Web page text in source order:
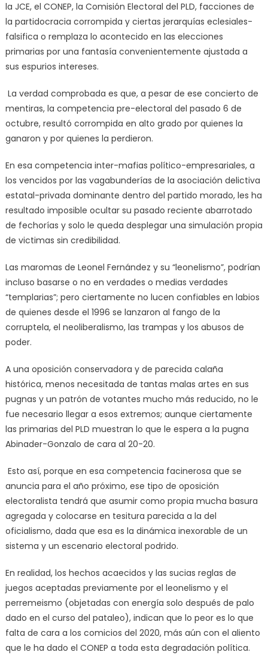
la JCE, el CONEP, la Comisión Electoral del PLD, facciones de
la partidocracia corrompida y ciertas jerarquías eclesiales-
falsifica o remplaza lo acontecido en las elecciones
primarias por una fantasía convenientemente ajustada a
sus espurios intereses.
La verdad comprobada es que, a pesar de ese concierto de
mentiras, la competencia pre-electoral del pasado 6 de
octubre, resultó corrompida en alto grado por quienes la
ganaron y por quienes la perdieron.
En esa competencia inter-mafias político-empresariales, a
los vencidos por las vagabunderías de la asociación delictiva
estatal-privada dominante dentro del partido morado, les ha
resultado imposible ocultar su pasado reciente abarrotado
de fechorías y solo le queda desplegar una simulación propia
de victimas sin credibilidad.
Las maromas de Leonel Fernández y su “leonelismo”, podrían
incluso basarse o no en verdades o medias verdades
“templarias”; pero ciertamente no lucen confiables en labios
de quienes desde el 1996 se lanzaron al fango de la
corruptela, el neoliberalismo, las trampas y los abusos de
poder.
A una oposición conservadora y de parecida calaña
histórica, menos necesitada de tantas malas artes en sus
pugnas y un patrón de votantes mucho más reducido, no le
fue necesario llegar a esos extremos; aunque ciertamente
las primarias del PLD muestran lo que le espera a la pugna
Abinader-Gonzalo de cara al 20-20.
Esto así, porque en esa competencia facinerosa que se
anuncia para el año próximo, ese tipo de oposición
electoralista tendrá que asumir como propia mucha basura
agregada y colocarse en tesitura parecida a la del
oficialismo, dada que esa es la dinámica inexorable de un
sistema y un escenario electoral podrido.
En realidad, los hechos acaecidos y las sucias reglas de
juegos aceptadas previamente por el leonelismo y el
perremeismo (objetadas con energía solo después de palo
dado en el curso del pataleo), indican que lo peor es lo que
falta de cara a los comicios del 2020, más aún con el aliento
que le ha dado el CONEP a toda esta degradación política.